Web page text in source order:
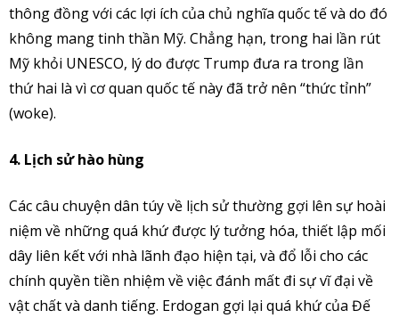
thông đồng với các lợi ích của chủ nghĩa quốc tế và do đó
không mang tinh thần Mỹ. Chẳng hạn, trong hai lần rút
Mỹ khỏi UNESCO, lý do được Trump đưa ra trong lần
thứ hai là vì cơ quan quốc tế này đã trở nên “thức tỉnh”
(woke).
4. Lịch sử hào hùng
Các câu chuyện dân túy về lịch sử thường gợi lên sự hoài
niệm về những quá khứ được lý tưởng hóa, thiết lập mối
dây liên kết với nhà lãnh đạo hiện tại, và đổ lỗi cho các
chính quyền tiền nhiệm về việc đánh mất đi sự vĩ đại về
vật chất và danh tiếng. Erdogan gợi lại quá khứ của Đế